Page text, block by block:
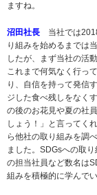
ますね。
沼田社長 当社では
り組みを始めるまでは
したが、まず当社の活
これまで何気なく行っ
り、自信を持って発信
ジした食べ残しをなく
の後のお花見や夏の社
しょう！」と言ってく
ら他社の取り組みを調
ました。SDGsへの取
の担当社員など数名は
組みを積極的に学んでい